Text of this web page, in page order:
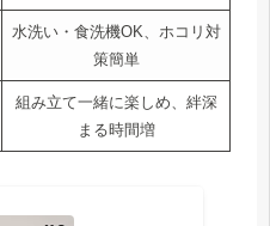
水洗い・食洗機OK、ホコリ対
策簡単
組み立て一緒に楽しめ、絆深
まる時間増